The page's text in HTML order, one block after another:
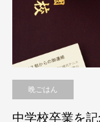
晩ごはん
中学校卒業を